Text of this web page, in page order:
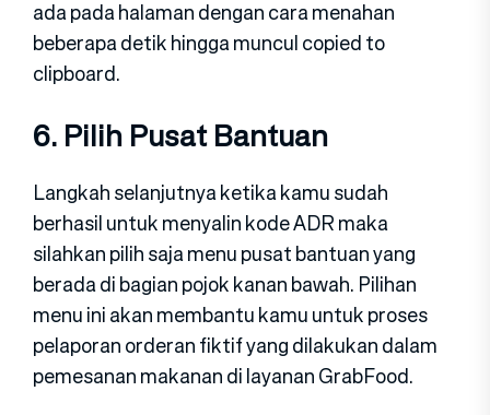
ada pada halaman dengan cara menahan
beberapa detik hingga muncul copied to
clipboard.
6. Pilih Pusat Bantuan
Langkah selanjutnya ketika kamu sudah
berhasil untuk menyalin kode ADR maka
silahkan pilih saja menu pusat bantuan yang
berada di bagian pojok kanan bawah. Pilihan
menu ini akan membantu kamu untuk proses
pelaporan orderan fiktif yang dilakukan dalam
pemesanan makanan di layanan GrabFood.